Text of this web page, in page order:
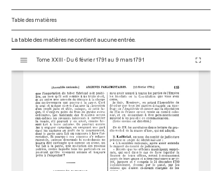
Table des matières
La table des matières ne contient aucune entrée.
s
Tome XXIII - Du 6 février 1791 au 9 mars 1791